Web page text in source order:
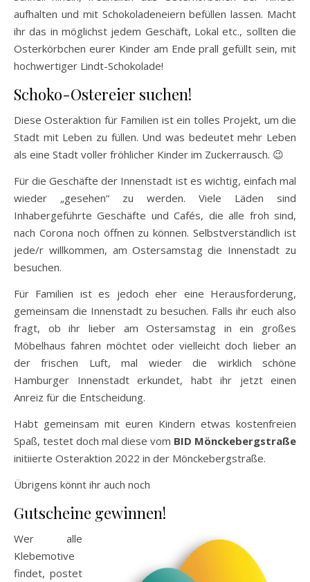
aufhalten und mit Schokoladeneiern befüllen lassen. Macht
ihr das in möglichst jedem Geschäft, Lokal etc., sollten die
Osterkörbchen eurer Kinder am Ende prall gefüllt sein, mit
hochwertiger Lindt-Schokolade!
Schoko-Ostereier suchen!
Diese Osteraktion für Familien ist ein tolles Projekt, um die
Stadt mit Leben zu füllen. Und was bedeutet mehr Leben
als eine Stadt voller fröhlicher Kinder im Zuckerrausch. 😉
Für die Geschäfte der Innenstadt ist es wichtig, einfach mal
wieder „gesehen“ zu werden. Viele Läden sind
Inhabergeführte Geschäfte und Cafés, die alle froh sind,
nach Corona noch öffnen zu können. Selbstverständlich ist
jede/r willkommen, am Ostersamstag die Innenstadt zu
besuchen.
Für Familien ist es jedoch eher eine Herausforderung,
gemeinsam die Innenstadt zu besuchen. Falls ihr euch also
fragt, ob ihr lieber am Ostersamstag in ein großes
Möbelhaus fahren möchtet oder vielleicht doch lieber an
der frischen Luft, mal wieder die wirklich schöne
Hamburger Innenstadt erkundet, habt ihr jetzt einen
Anreiz für die Entscheidung.
Habt gemeinsam mit euren Kindern etwas kostenfreien
Spaß, testet doch mal diese vom BID Mönckebergstraße
initiierte Osteraktion 2022 in der Mönckebergstraße.
Übrigens könnt ihr auch noch
Gutscheine gewinnen!
Wer alle
Klebemotive
findet, postet